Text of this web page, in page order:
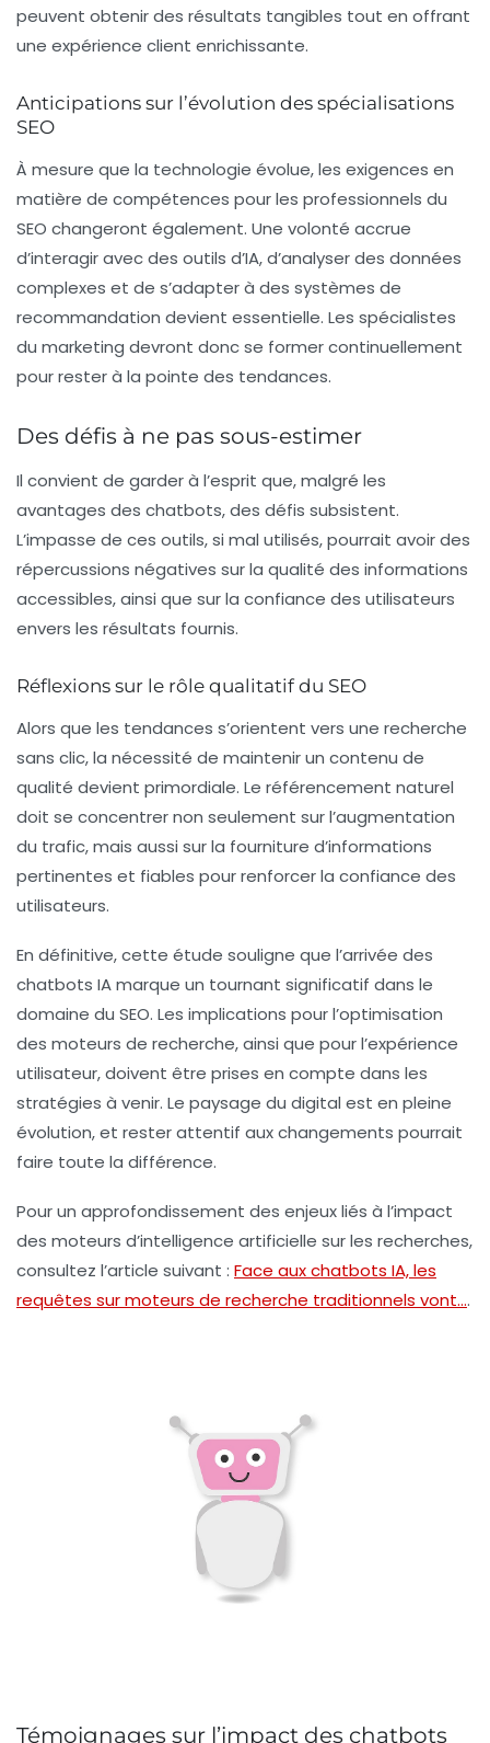
peuvent obtenir des résultats tangibles tout en offrant
une expérience client enrichissante.
Anticipations sur l’évolution des spécialisations
SEO
À mesure que la technologie évolue, les exigences en
matière de compétences pour les professionnels du
SEO changeront également. Une volonté accrue
d’interagir avec des outils d’IA, d’analyser des données
complexes et de s’adapter à des systèmes de
recommandation devient essentielle. Les spécialistes
du marketing devront donc se former continuellement
pour rester à la pointe des tendances.
Des défis à ne pas sous-estimer
Il convient de garder à l’esprit que, malgré les
avantages des chatbots, des défis subsistent.
L’impasse de ces outils, si mal utilisés, pourrait avoir des
répercussions négatives sur la qualité des informations
accessibles, ainsi que sur la confiance des utilisateurs
envers les résultats fournis.
Réflexions sur le rôle qualitatif du SEO
Alors que les tendances s’orientent vers une recherche
sans clic, la nécessité de maintenir un contenu de
qualité devient primordiale. Le référencement naturel
doit se concentrer non seulement sur l’augmentation
du trafic, mais aussi sur la fourniture d’informations
pertinentes et fiables pour renforcer la confiance des
utilisateurs.
En définitive, cette étude souligne que l’arrivée des
chatbots IA marque un tournant significatif dans le
domaine du SEO. Les implications pour l’optimisation
des moteurs de recherche, ainsi que pour l’expérience
utilisateur, doivent être prises en compte dans les
stratégies à venir. Le paysage du digital est en pleine
évolution, et rester attentif aux changements pourrait
faire toute la différence.
Pour un approfondissement des enjeux liés à l’impact
des moteurs d’intelligence artificielle sur les recherches,
consultez l’article suivant : Face aux chatbots IA, les
requêtes sur moteurs de recherche traditionnels vont….
Témoignages sur l’impact des chatbots